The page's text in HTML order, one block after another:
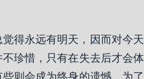
得永远有明天，因而对今天
珍惜，只有在失去后才会体
则会成为终身的遗憾。为了